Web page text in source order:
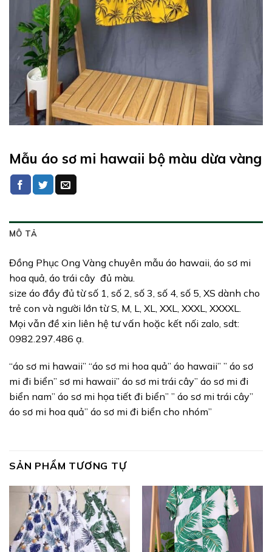
Mẫu áo sơ mi hawaii bộ màu dừa vàng
MÔ TẢ
Đồng Phục Ong Vàng chuyên mẫu áo hawaii, áo sơ mi
hoa quả, áo trái cây đủ màu.
size áo đầy đủ từ số 1, số 2, số 3, số 4, số 5, XS dành cho
trẻ con và người lớn từ S, M, L, XL, XXL, XXXL, XXXXL.
Mọi vẫn đề xin liên hệ tư vấn hoặc kết nối zalo, sdt:
0982.297.486 ạ.
“áo sơ mi hawaii” “áo sơ mi hoa quả” áo hawaii” ” áo sơ
mi đi biển” sơ mi hawaii” áo sơ mi trái cây” áo sơ mi đi
biển nam” áo sơ mi họa tiết đi biển” ” áo sơ mi trái cây”
áo sơ mi hoa quả” áo sơ mi đi biển cho nhóm”
SẢN PHẨM TƯƠNG TỰ